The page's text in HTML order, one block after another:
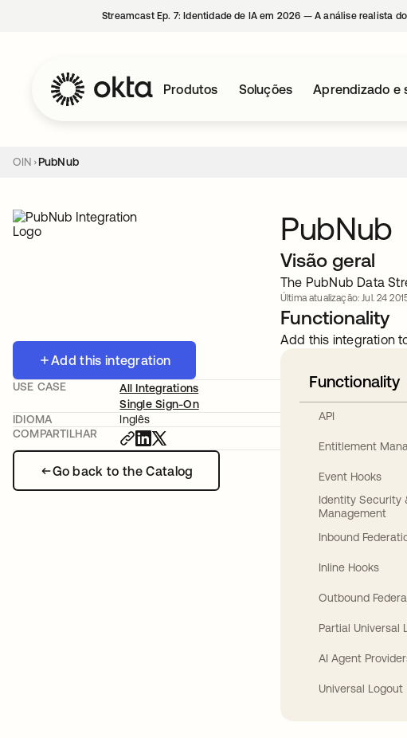
Streamcast Ep. 7: Identidade de IA em 2026 — A análise realista
Produtos Soluções Aprendizado e
OIN PubNub
Add this integration
Go back to the Catalog
USE CASE
All Integrations
Single Sign-On
IDIOMA
Inglês
COMPARTILHAR
PubNub
Visão geral
The PubNub Data
Última atualização: Jul. 24
Functionality
Add this integration
Functionality
API
Entitlement
Event Hooks
Identity Security
Management
Inbound
Inline Hooks
Outbound
Partial Universal
AI Agent
Universal Logout